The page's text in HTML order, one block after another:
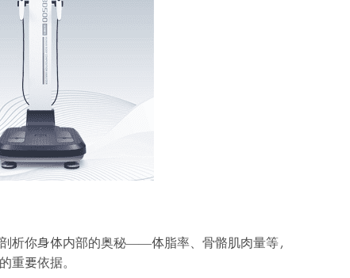
析你身体内部的奥秘——体脂率、骨骼肌肉量等，
要依据。